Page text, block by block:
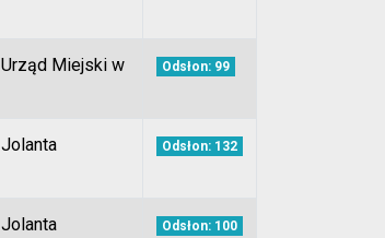
Miejski w
Odsłon: 99
Odsłon: 132
Odsłon: 100